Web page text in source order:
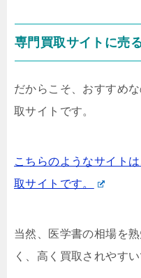
考書は需要がある！看護
考書は、結構需要...
専門買取サイトに売
だからこそ、おすすめ
取サイトです。
こちらのようなサイト
取サイトです。
当然、医学書の相場を
く、高く買取されやすい